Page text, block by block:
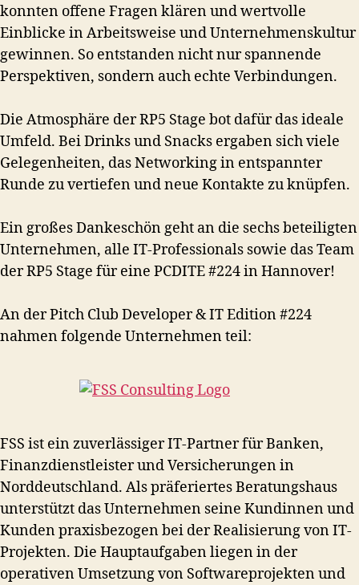
konnten offene Fragen klären und wertvolle
Einblicke in Arbeitsweise und Unternehmenskultur
gewinnen. So entstanden nicht nur spannende
Perspektiven, sondern auch echte Verbindungen.
Die Atmosphäre der RP5 Stage bot dafür das ideale
Umfeld. Bei Drinks und Snacks ergaben sich viele
Gelegenheiten, das Networking in entspannter
Runde zu vertiefen und neue Kontakte zu knüpfen.
Ein großes Dankeschön geht an die sechs beteiligten
Unternehmen, alle IT-Professionals sowie das Team
der RP5 Stage für eine PCDITE #224 in Hannover!
An der Pitch Club Developer & IT Edition #224
nahmen folgende Unternehmen teil:
FSS ist ein zuverlässiger IT-Partner für Banken,
Finanzdienstleister und Versicherungen in
Norddeutschland. Als präferiertes Beratungshaus
unterstützt das Unternehmen seine Kundinnen und
Kunden praxisbezogen bei der Realisierung von IT-
Projekten. Die Hauptaufgaben liegen in der
operativen Umsetzung von Softwareprojekten und